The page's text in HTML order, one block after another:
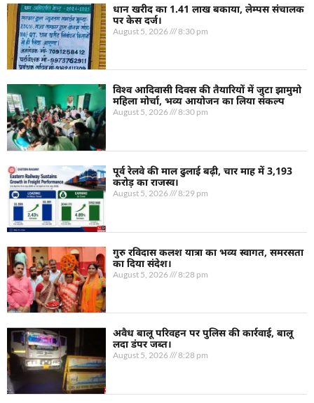
धान खरीद का 1.41 लाख बकाया, लेम्पस संचालक
पर केस दर्ज।
August 5, 2026 8:30 pm
विश्व आदिवासी दिवस की तैयारियों में जुटा झामुमो
महिला मोर्चा, भव्य आयोजन का लिया संकल्प
August 5, 2026 8:30 pm
पूर्व रेलवे की माल ढुलाई बढ़ी, चार माह में 3,193
करोड़ का राजस्व।
August 5, 2026 8:29 pm
गुरु रविदास कलश यात्रा का भव्य स्वागत, समरसता
का दिया संदेश।
August 5, 2026 8:28 pm
अवैध बालू परिवहन पर पुलिस की कार्रवाई, बालू
लदा डंपर जब्त।
August 5, 2026 8:28 pm